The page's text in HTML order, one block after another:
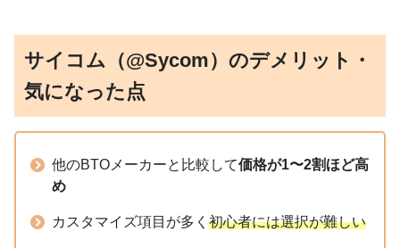
サイコム（@Sycom）のデメリット・
気になった点
他のBTOメーカーと比較して価格が1〜2割ほど高
め
カスタマイズ項目が多く 初心者には選択が難しい